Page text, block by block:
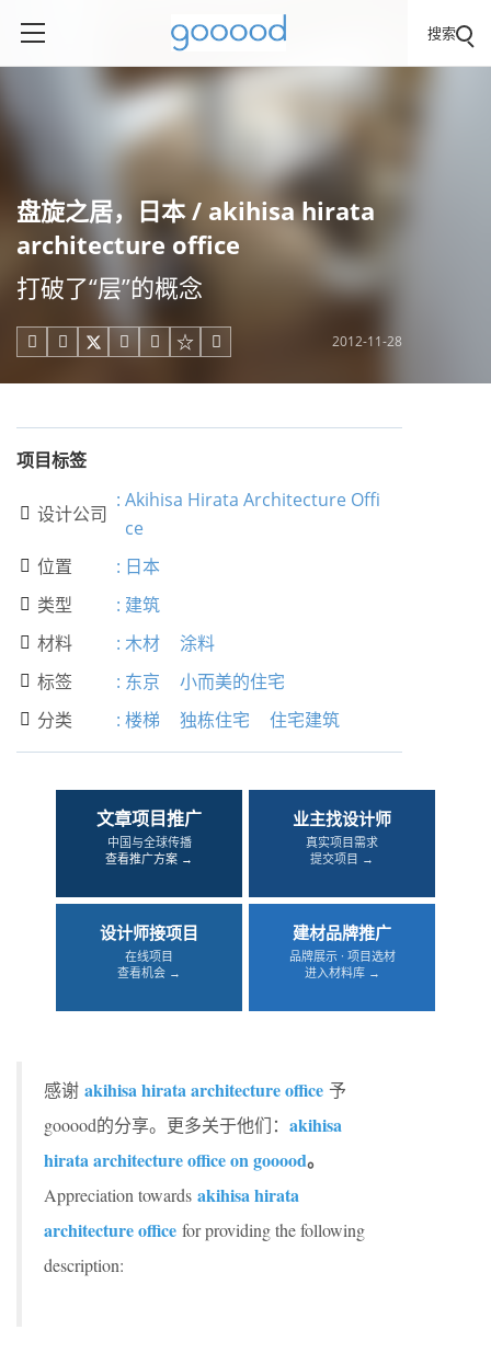
搜索
盘旋之居，日本 / akihisa hirata
architecture office
打破了“层”的概念
     2012-11-28
项目标签
 设计公司
: Akihisa Hirata Architecture Offi
ce
 位置 : 日本
 类型 : 建筑
 材料 : 木材 涂料
 标签 : 东京 小而美的住宅
 分类 : 楼梯 独栋住宅 住宅建筑
文章项目推广
中国与全球传播
查看推广方案 →
业主找设计师
真实项目需求
提交项目 →
设计师接项目
在线项目
查看机会 →
建材品牌推广
品牌展示 · 项目选材
进入材料库 →
感谢 akihisa hirata architecture office 予
gooood的分享。更多关于他们： akihisa
hirata architecture office on gooood。
Appreciation towards akihisa hirata
architecture office for providing the following
description: